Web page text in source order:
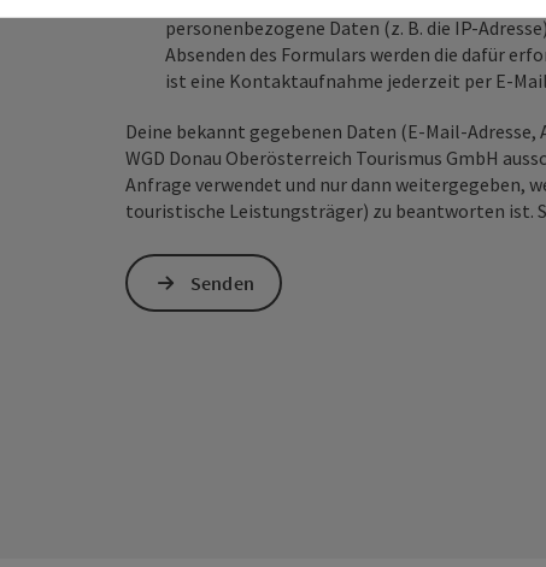
personenbezogene Daten (z. B. die IP-
Absenden des Formulars werden die dafür
ist eine Kontaktaufnahme jederzeit per E-
Deine bekannt gegebenen Daten (E-Mail-
WGD Donau Oberösterreich Tourismus GmbH
Anfrage verwendet und nur dann weitergegeben,
touristische Leistungsträger) zu beantworten ist.
Senden